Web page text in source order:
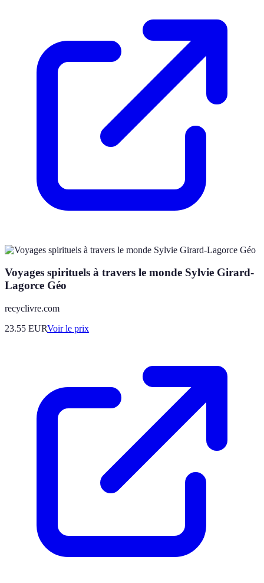
Voyages spirituels à travers le monde Sylvie Girard-
Lagorce Géo
recyclivre.com
23.55 EURVoir le prix